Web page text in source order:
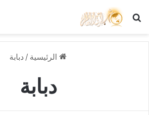
بحث عن
الرئيسية / دبابة
دبابة